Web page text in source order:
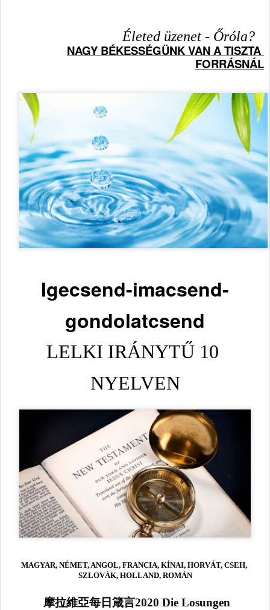
Életed üzenet - Őróla?
NAGY BÉKESSÉGÜNK VAN A TISZTA
FORRÁSNÁL
Igecsend-imacsend-
gondolatcsend
LELKI IRÁNYTŰ 10
NYELVEN
MAGYAR, NÉMET, ANGOL, FRANCIA, KÍNAI, HORVÁT, CSEH,
SZLOVÁK, HOLLAND, ROMÁN
摩拉維亞每日箴言2020 Die Losungen